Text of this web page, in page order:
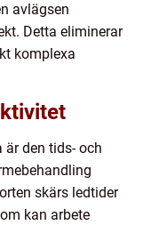
avlägsen
Detta eliminerar
komplexa
är den tids- och
skärs ledtider
kan arbete